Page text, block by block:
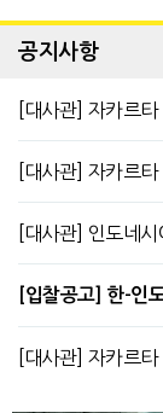
공지사항
[대사관] 자카르
[대사관] 자카르
[대사관] 인도네
[입찰공고] 한-인
[대사관] 자카르